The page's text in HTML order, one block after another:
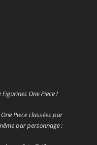
One Piece !
Piece classées par
par personnage :